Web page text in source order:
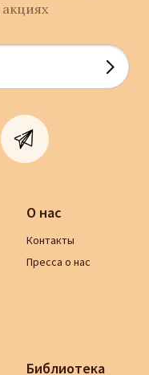
О нас
Контакты
Пресса о нас
Библиотека